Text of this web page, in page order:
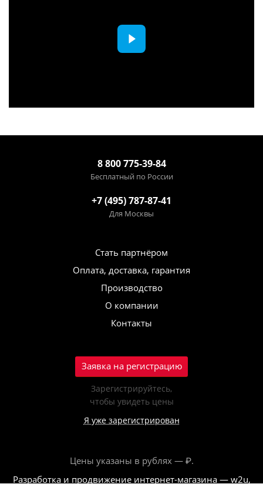
8 800 775-39-84
Бесплатный по России
+7 (495) 787-87-41
Для Москвы
Стать партнёром
Оплата, доставка, гарантия
Производство
О компании
Контакты
Заявка на регистрацию
Зарегистрируйтесь,
чтобы увидеть цены
Я уже зарегистрирован
Цены указаны в рублях — ₽.
Разработка и продвижение интернет-магазина — w2u,